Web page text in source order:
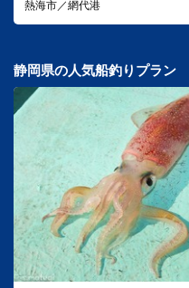
熱海市／網代港
静岡県の人気船釣りプラン